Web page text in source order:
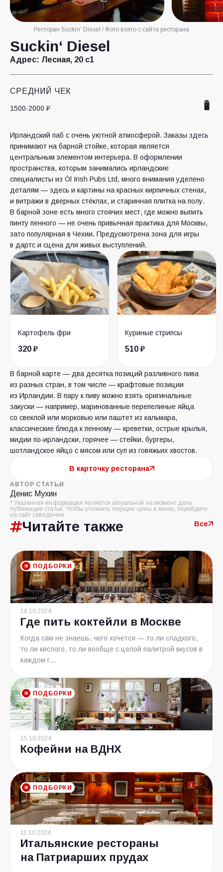
Ресторан Suckin‘ Diesel / Фото взято с сайта ресторана
Suckin‘ Diesel
Адрес: Лесная, 20 с1
СРЕДНИЙ ЧЕК
1500-2000 ₽
Ирландский паб с очень уютной атмосферой. Заказы здесь
принимают на барной стойке, которая является
центральным элементом интерьера. В оформлении
пространства, которым занимались ирландские
специалисты из Ól Irish Pubs Ltd, много внимания уделено
деталям — здесь и картины на красных кирпичных стенах,
и витражи в дверных стёклах, и старинная плитка на полу.
В барной зоне есть много стоячих мест, где можно выпить
пинту пенного — не очень привычная практика для Москвы,
зато популярная в Чехии. Предусмотрена зона для игры
в дартс и сцена для живых выступлений.
Картофель фри
320 ₽
Куриные стрипсы
510 ₽
В барной карте — два десятка позиций разливного пива
из разных стран, в том числе — крафтовые позиции
из Ирландии. В пару к пиву можно взять оригинальные
закуски — например, маринованные перепелиные яйца
со свеклой или морковью или паштет из кальмара,
классические блюда к пенному — креветки, острые крылья,
мидии по-ирландски, горячее — стейки, бургеры,
шотландское яйцо с мясом или суп из говяжьих хвостов.
В карточку ресторана
АВТОР СТАТЬИ
Денис Мухин
* Указанная информация является актуальной на момент даты
публикации статьи. Чтобы уточнить текущие цены и меню, перейдите
на сайт заведения.
Читайте также Все
ПОДБОРКИ
16.10.2024
Где пить коктейли в Москве
Когда сам не знаешь, чего хочется — то ли сладкого,
то ли кислого, то ли вообще с целой палитрой вкусов в
каждом г...
ПОДБОРКИ
15.10.2024
Кофейни на ВДНХ
ПОДБОРКИ
11.10.2024
Итальянские рестораны
на Патриарших прудах